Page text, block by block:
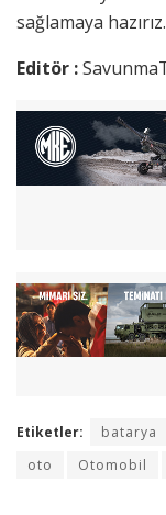
sağlamaya
Editör :
Etiketler: batarya
oto
Otomobil